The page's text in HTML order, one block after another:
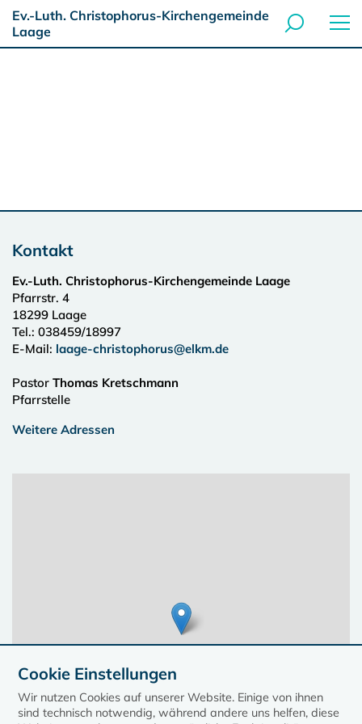
Ev.-Luth. Christophorus-Kirchengemeinde
Laage
Kontakt
Ev.-Luth. Christophorus-Kirchengemeinde Laage
Pfarrstr. 4
18299 Laage
Tel.: 038459/18997
E-Mail: laage-christophorus@elkm.de
Pastor Thomas Kretschmann
Pfarrstelle
Weitere Adressen
Cookie Einstellungen
Wir nutzen Cookies auf unserer Website. Einige von ihnen
sind technisch notwendig, während andere uns helfen, diese